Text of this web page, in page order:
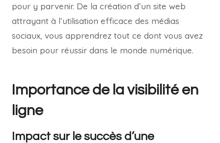
pour y parvenir. De la création d’un site web
attrayant à l’utilisation efficace des médias
sociaux, vous apprendrez tout ce dont vous avez
besoin pour réussir dans le monde numérique.
Importance de la visibilité en
ligne
Impact sur le succès d’une